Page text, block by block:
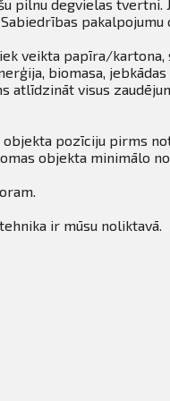
pilnu degvielas tvertni.
pakalpojumu
veikta papīra/kartona,
biomasa,
visus
objekta pozīciju pirms
objekta minimālo
ir mūsu noliktavā.